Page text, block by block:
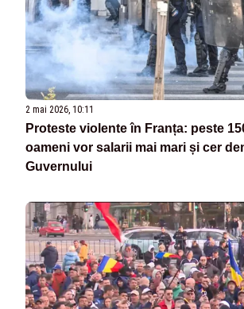
2 mai 2026, 10:11
Proteste violente în Franța: peste
oameni vor salarii mai mari și cer
Guvernului